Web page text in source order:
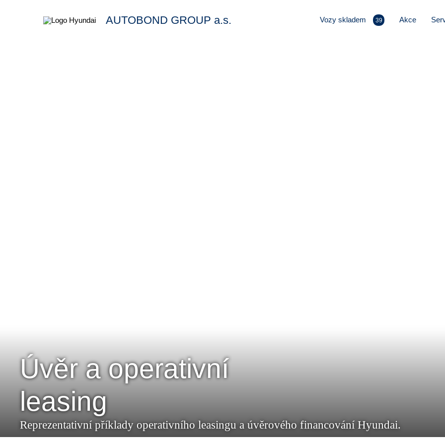
AUTOBOND GROUP a.s. Vozy skladem 39 Akce
Úvěr a operativní
leasing
Reprezentativní příklady operativního leasingu a úvěrového financování Hyundai.